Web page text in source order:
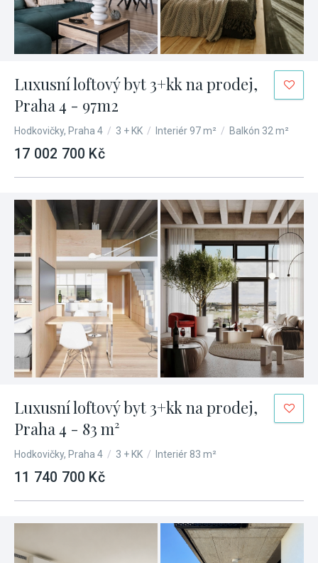
Luxusní loftový byt 3+kk na prodej,
Praha 4 - 97m2
Hodkovičky, Praha 4 / 3 + KK / Interiér 97 m² / Balkón 32 m²
17 002 700 Kč
Luxusní loftový byt 3+kk na prodej,
Praha 4 - 83 m²
Hodkovičky, Praha 4 / 3 + KK / Interiér 83 m²
11 740 700 Kč